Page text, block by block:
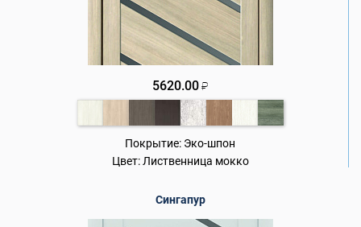
5620.00 ₽
Покрытие: Эко-шпон
Цвет: Лиственница мокко
Сингапур